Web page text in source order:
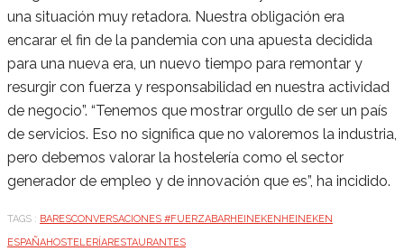
una situación muy retadora. Nuestra obligación era
encarar el fin de la pandemia con una apuesta decidida
para una nueva era, un nuevo tiempo para remontar y
resurgir con fuerza y responsabilidad en nuestra actividad
de negocio”. “Tenemos que mostrar orgullo de ser un país
de servicios. Eso no significa que no valoremos la industria,
pero debemos valorar la hostelería como el sector
generador de empleo y de innovación que es”, ha incidido.
TAGS : BARESCONVERSACIONES #FUERZABARHEINEKENHEINEKEN
ESPAÑAHOSTELERÍARESTAURANTES